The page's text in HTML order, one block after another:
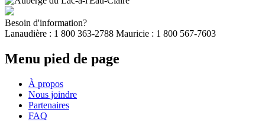
Besoin d'information?
Lanaudière : 1 800 363-2788 Mauricie : 1 800 567-7603
Menu pied de page
À propos
Nous joindre
Partenaires
FAQ